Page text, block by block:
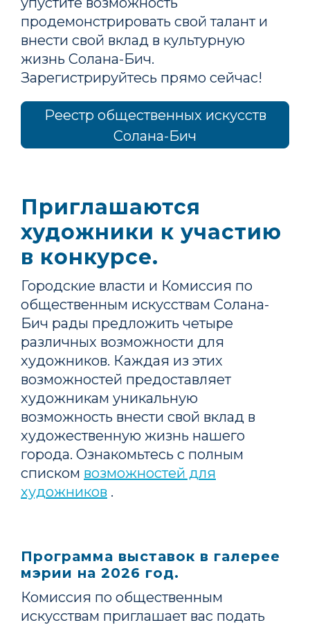
продемонстрировать свой талант и
внести свой вклад в культурную
жизнь Солана-Бич.
Зарегистрируйтесь прямо сейчас!
Реестр общественных искусств
Солана-Бич
Приглашаются
художники к участию
в конкурсе.
Городские власти и Комиссия по
общественным искусствам Солана-
Бич рады предложить четыре
различных возможности для
художников. Каждая из этих
возможностей предоставляет
художникам уникальную
возможность внести свой вклад в
художественную жизнь нашего
города. Ознакомьтесь с полным
списком возможностей для
художников .
Программа выставок в галерее
мэрии на 2026 год.
Комиссия по общественным
искусствам приглашает вас подать